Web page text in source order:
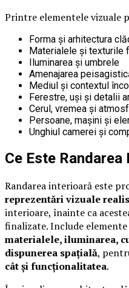
Printre elementele vizuale
Forma și arhitectura
Materialele și texturile
Iluminarea și umbrele
Amenajarea
Mediul și contextul
Ferestre, uși și detalii
Cerul, vremea și
Persoane, mașini și
Unghiul camerei și
Ce Este Randarea
Randarea interioară este
reprezentări vizuale
interioare, înainte ca
finalizate. Include
materialele, iluminarea,
dispunerea spațială,
cât și funcționalitatea.